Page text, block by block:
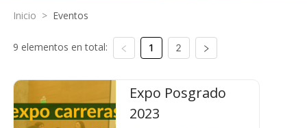
Inicio > Eventos
9 elementos en total: 1 2
Expo Posgrado
2023